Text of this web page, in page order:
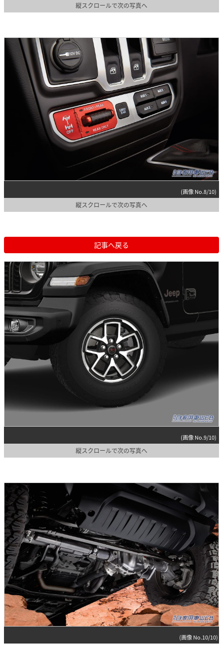
縦スクロールで次の写真へ
(画像 No.8/10)
縦スクロールで次の写真へ
記事へ戻る
(画像 No.9/10)
縦スクロールで次の写真へ
(画像 No.10/10)